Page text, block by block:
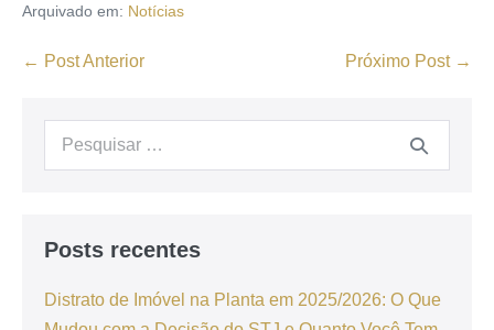
Arquivado em: Notícias
← Post Anterior Próximo Post →
Posts recentes
Distrato de Imóvel na Planta em 2025/2026: O Que